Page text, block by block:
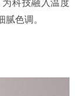
科技融入温度
色调。